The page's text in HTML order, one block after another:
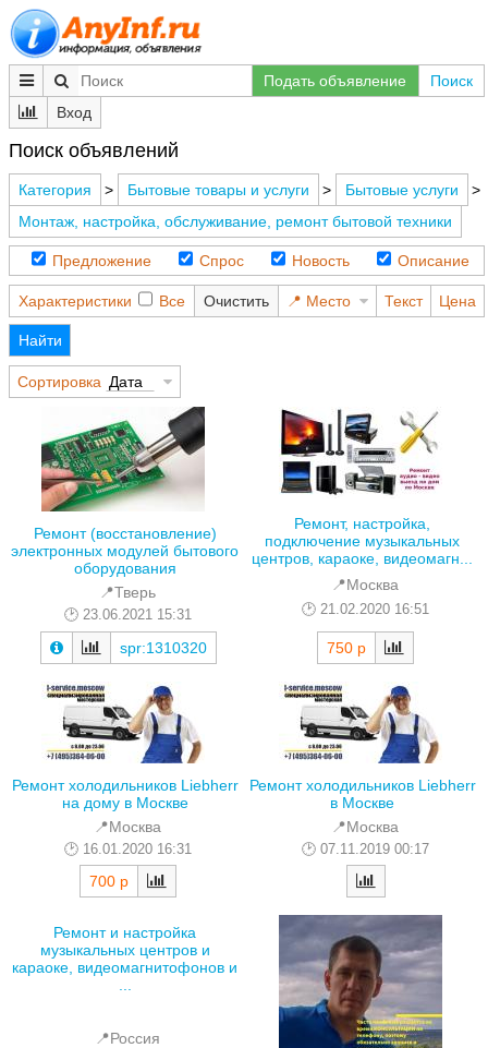
Подать объявление
Поиск
Вход
Поиск объявлений
Категория > Бытовые товары и услуги > Бытовые услуги
>
Монтаж, настройка, обслуживание, ремонт бытовой техники
Предложение Спрос Новость Описание
Характеристики Все Очистить Место Текст Цена
Найти
Сортировка Дата
Ремонт (восстановление)
электронных модулей бытового
оборудования
📍Тверь
23.06.2021 15:31
spr:1310320
Ремонт, настройка,
подключение музыкальных
центров, караоке, видеомагн...
📍Москва
21.02.2020 16:51
750 р
Ремонт холодильников Liebherr
на дому в Москве
📍Москва
16.01.2020 16:31
700 р
Ремонт холодильников Liebherr
в Москве
📍Москва
07.11.2019 00:17
Ремонт и настройка
музыкальных центров и
караоке, видеомагнитофонов и
...
📍Россия